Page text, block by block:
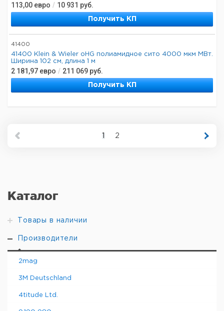
Каталог
Товары в наличии
Производители
2mag
3M Deutschland
4titude Ltd.
113,00 евро / 10 931 руб.
Получить КП
41400
41400 Klein & Wieler oHG полиамидное сито 4000 мкм МВт.
Ширина 102 см, длина 1 м
2 181,97 евро / 211 069 руб.
Получить КП
1 2